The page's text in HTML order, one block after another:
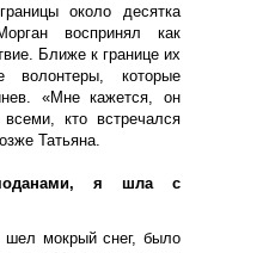
около десятка
воспринял как
Ближе к границе их
волонтеры, которые
«Мне кажется, он
кто встречался
Татьяна.
я шла с
мокрый снег, было